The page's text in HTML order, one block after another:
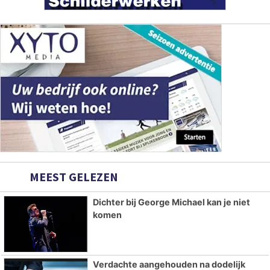
MEEST GELEZEN
Dichter bij George Michael kan je niet
komen
Verdachte aangehouden na dodelijk